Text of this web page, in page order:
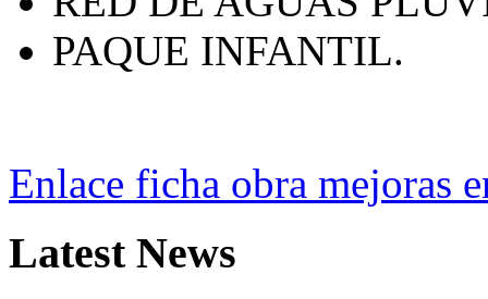
PAQUE INFANTIL.
Enlace ficha obra mejoras
LatestNews